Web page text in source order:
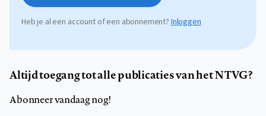
Heb je al een account of een abonnement?Inloggen
Altijd toegang tot alle publicaties van het NTVG?
Abonneer vandaag nog!